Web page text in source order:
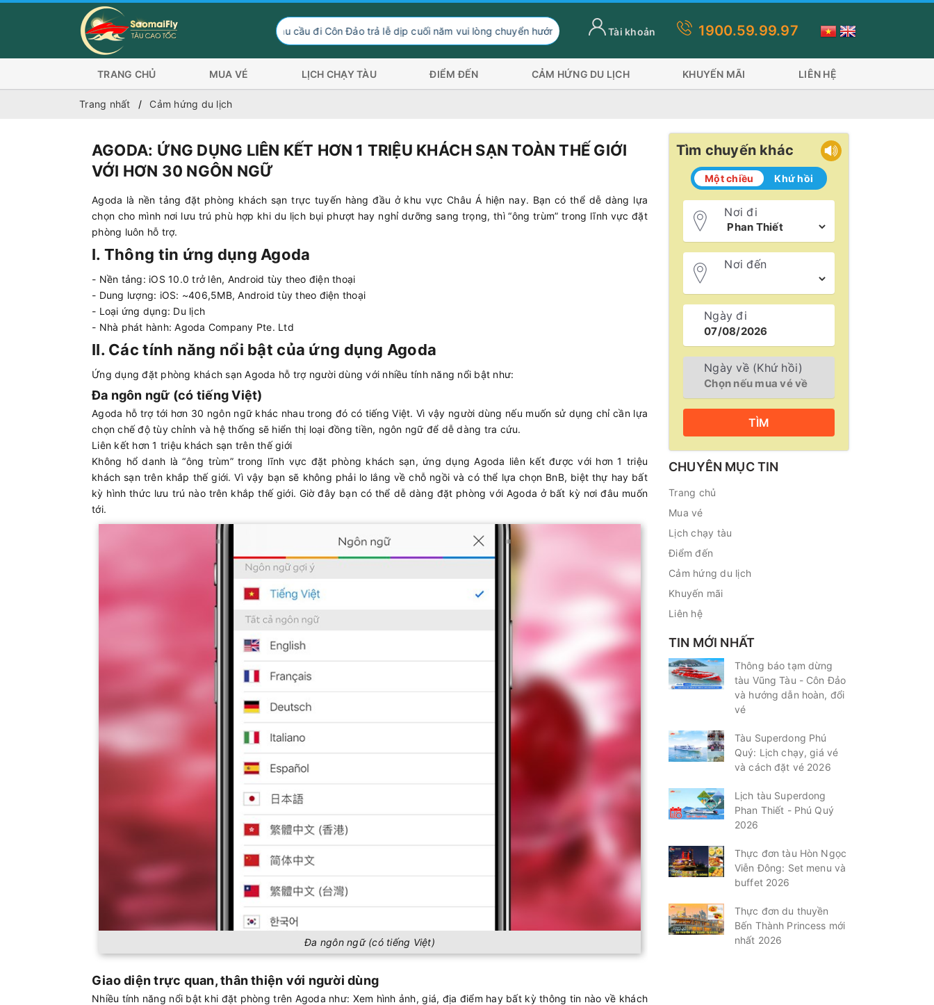
Hành khách có nhu cầu đi Côn Đảo trả lễ dịp cuối năm vui lòng chuyển hướng xuống Sóc Trăng Trần Đề đi 2 phương tiện: Tàu Superdong và tàu Trưng Nhị tàu Đỏ 600 khách.
Tài khoản 1900.59.99.97
TRANG CHỦ MUA VÉ LỊCH CHẠY TÀU ĐIỂM ĐẾN CẢM HỨNG DU LỊCH KHUYẾN MÃI LIÊN HỆ
Trang nhất Cảm hứng du lịch
AGODA: ỨNG DỤNG LIÊN KẾT HƠN 1 TRIỆU KHÁCH SẠN TOÀN THẾ GIỚI
VỚI HƠN 30 NGÔN NGỮ
Agoda là nền tảng đặt phòng khách sạn trực tuyến hàng đầu ở khu vực Châu Á hiện nay. Bạn có thể dễ dàng lựa
chọn cho mình nơi lưu trú phù hợp khi du lịch bụi phượt hay nghỉ dưỡng sang trọng, thì “ông trùm” trong lĩnh vực đặt
phòng luôn hỗ trợ.
I. Thông tin ứng dụng Agoda
- Nền tảng: iOS 10.0 trở lên, Android tùy theo điện thoại
- Dung lượng: iOS: ~406,5MB, Android tùy theo điện thoại
- Loại ứng dụng: Du lịch
- Nhà phát hành: Agoda Company Pte. Ltd
II. Các tính năng nổi bật của ứng dụng Agoda
Ứng dụng đặt phòng khách sạn Agoda hỗ trợ người dùng với nhiều tính năng nổi bật như:
Đa ngôn ngữ (có tiếng Việt)
Agoda hỗ trợ tới hơn 30 ngôn ngữ khác nhau trong đó có tiếng Việt. Vì vậy người dùng nếu muốn sử dụng chỉ cần lựa
chọn chế độ tùy chỉnh và hệ thống sẽ hiển thị loại đồng tiền, ngôn ngữ để dễ dàng tra cứu.
Liên kết hơn 1 triệu khách sạn trên thế giới
Không hổ danh là “ông trùm” trong lĩnh vực đặt phòng khách sạn, ứng dụng Agoda liên kết được với hơn 1 triệu
khách sạn trên khắp thế giới. Vì vậy bạn sẽ không phải lo lắng về chỗ ngồi và có thể lựa chọn BnB, biệt thự hay bất
kỳ hình thức lưu trú nào trên khắp thế giới. Giờ đây bạn có thể dễ dàng đặt phòng với Agoda ở bất kỳ nơi đâu muốn
tới.
Đa ngôn ngữ (có tiếng Việt)
Giao diện trực quan, thân thiện với người dùng
Nhiều tính năng nổi bật khi đặt phòng trên Agoda như: Xem hình ảnh, giá, địa điểm hay bất kỳ thông tin nào về khách
Tìm chuyến khác
Một chiều Khứ hồi
Nơi đi
Nơi đến
Ngày đi
Ngày về (Khứ hồi)
TÌM
CHUYÊN MỤC TIN
Trang chủ
Mua vé
Lịch chạy tàu
Điểm đến
Cảm hứng du lịch
Khuyến mãi
Liên hệ
TIN MỚI NHẤT
Thông báo tạm dừng
tàu Vũng Tàu - Côn Đảo
và hướng dẫn hoàn, đổi
vé
Tàu Superdong Phú
Quý: Lịch chạy, giá vé
và cách đặt vé 2026
Lịch tàu Superdong
Phan Thiết - Phú Quý
2026
Thực đơn tàu Hòn Ngọc
Viễn Đông: Set menu và
buffet 2026
Thực đơn du thuyền
Bến Thành Princess mới
nhất 2026